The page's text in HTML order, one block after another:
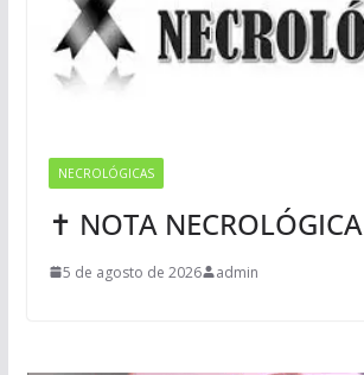
NECROLÓGICAS
✝ NOTA NECROLÓGICA
5 de agosto de 2026 admin